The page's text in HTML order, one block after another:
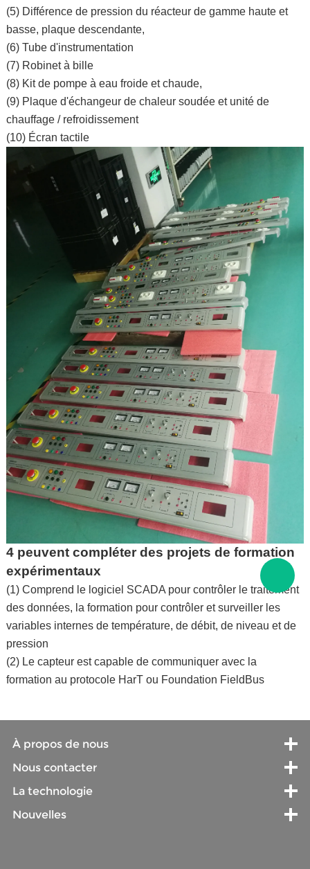
(5) Différence de pression du réacteur de gamme haute et
basse, plaque descendante,
(6) Tube d'instrumentation
(7) Robinet à bille
(8) Kit de pompe à eau froide et chaude,
(9) Plaque d'échangeur de chaleur soudée et unité de
chauffage / refroidissement
(10) Écran tactile
4 peuvent compléter des projets de formation
expérimentaux
(1) Comprend le logiciel SCADA pour contrôler le traitement
des données, la formation pour contrôler et surveiller les
variables internes de température, de débit, de niveau et de
pression
(2) Le capteur est capable de communiquer avec la
formation au protocole HarT ou Foundation FieldBus
À propos de nous
Nous contacter
La technologie
Nouvelles